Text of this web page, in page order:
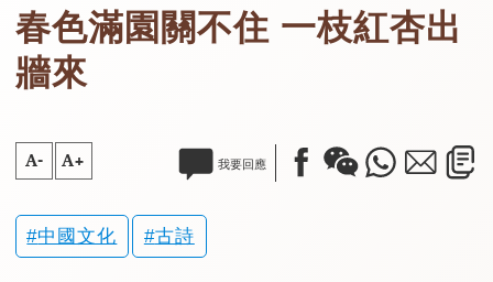
春色滿園關不住 一枝紅杏出
牆來
A- A+ 我要回應
中國文化 古詩